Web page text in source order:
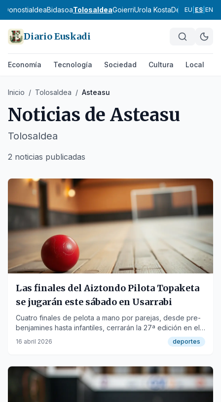
DonostialdeaBidasoaTolosaldeaGoierriUrola KostaDebagoiena
EU ES EN
Diario Euskadi
Economía Tecnología Sociedad Cultura Local
Inicio / Tolosaldea / Asteasu
Noticias de Asteasu
Tolosaldea
2 noticias publicadas
Las finales del Aiztondo Pilota Topaketa
se jugarán este sábado en Usarrabi
Cuatro finales de pelota a mano por parejas, desde pre-
benjamines hasta infantiles, cerrarán la 27ª edición en el
frontón Usarrabi de Asteasu.
16 abril 2026 deportes